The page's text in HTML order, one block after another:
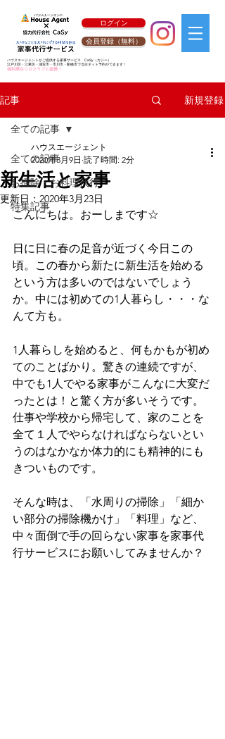
ログイン
会員登録（無料）
ハウスエージェントがご提供する家事サービス CaSy （カジー）
江戸川区・江東区・浦安市・市川市・船橋市で当日ネット予約ができます！
福利厚生リロクラブと提携！
記事 新規登録
全ての記事
お掃除・お料理代行
特集記事
全ての記事
新生活と家事
ハウスエージェント
2020年3月9日 読了時間: 2分
更新日： 2020年3月23日
こんにちは。おーしまです☆
日に日に春の足音が近づく今日この
頃。この春から新たに新生活を始める
という方は多いのではないでしょう
か。中には初めての1人暮らし・・・な
んて方も。
1人暮らしを始めると、何もかもが初め
てのことばかり。驚きの連続ですが、
中でも1人でやる家事がこんなに大変だ
ったとは！と驚く方が多いそうです。
仕事や学校から帰宅して、家のことを
全て１人でやらなければならないとい
うのはなかなか体力的にも精神的にも
きついものです。
そんな時は、「水周りの掃除」「細か
い部分の掃除機かけ」「料理」など、
中々面倒で手の回らない家事を家事代
行サービスにお願いしてみませんか？